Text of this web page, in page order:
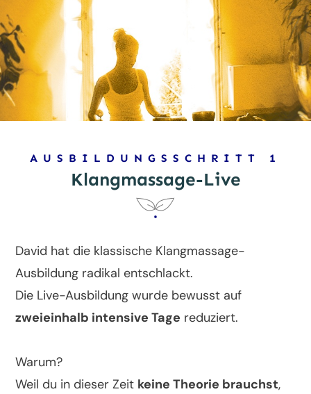
AUSBILDUNGSSCHRITT 1
Klangmassage-Live
David hat die klassische Klangmassage-
Ausbildung radikal entschlackt.
Die Live-Ausbildung wurde bewusst auf
zweieinhalb intensive Tage reduziert.
Warum?
Weil du in dieser Zeit keine Theorie brauchst,